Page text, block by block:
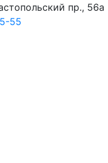
пр., 56а
55